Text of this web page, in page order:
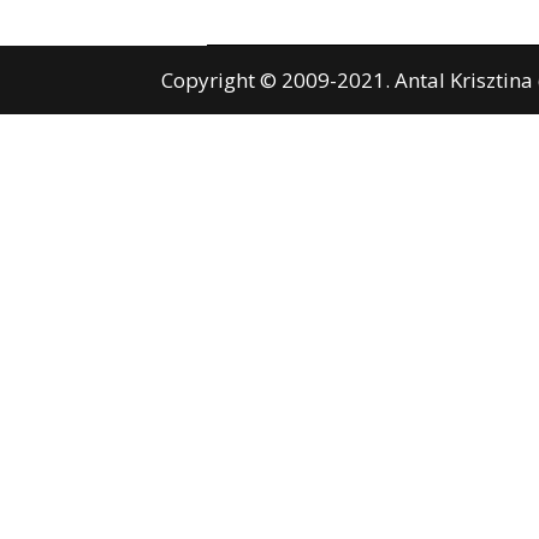
Copyright © 2009-2021. Antal Krisztina